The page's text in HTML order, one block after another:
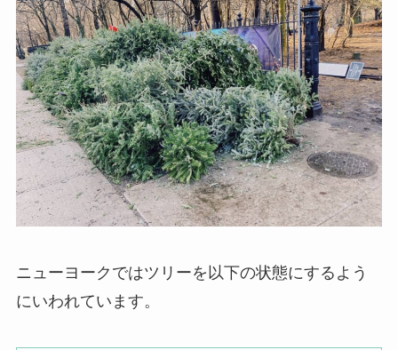
ニューヨークではツリーを以下の状態にするよう
にいわれています。